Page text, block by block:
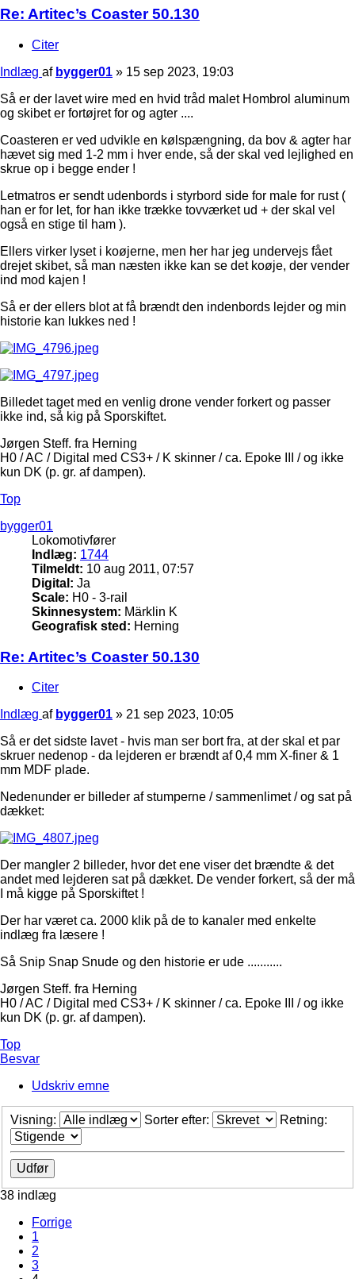
Re: Artitec’s Coaster 50.130
Citer
Indlæg af bygger01 » 15 sep 2023, 19:03
Så er der lavet wire med en hvid tråd malet Hombrol aluminum
og skibet er fortøjret for og agter ....
Coasteren er ved udvikle en kølspængning, da bov & agter har
hævet sig med 1-2 mm i hver ende, så der skal ved lejlighed en
skrue op i begge ender !
Letmatros er sendt udenbords i styrbord side for male for rust (
han er for let, for han ikke trække tovværket ud + der skal vel
også en stige til ham ).
Ellers virker lyset i koøjerne, men her har jeg undervejs fået
drejet skibet, så man næsten ikke kan se det koøje, der vender
ind mod kajen !
Så er der ellers blot at få brændt den indenbords lejder og min
historie kan lukkes ned !
Billedet taget med en venlig drone vender forkert og passer
ikke ind, så kig på Sporskiftet.
Jørgen Steff. fra Herning
H0 / AC / Digital med CS3+ / K skinner / ca. Epoke III / og ikke
kun DK (p. gr. af dampen).
Top
bygger01
Lokomotivfører
Indlæg: 1744
Tilmeldt: 10 aug 2011, 07:57
Digital: Ja
Scale: H0 - 3-rail
Skinnesystem: Märklin K
Geografisk sted: Herning
Re: Artitec’s Coaster 50.130
Citer
Indlæg af bygger01 » 21 sep 2023, 10:05
Så er det sidste lavet - hvis man ser bort fra, at der skal et par
skruer nedenop - da lejderen er brændt af 0,4 mm X-finer & 1
mm MDF plade.
Nedenunder er billeder af stumperne / sammenlimet / og sat på
dækket:
Der mangler 2 billeder, hvor det ene viser det brændte & det
andet med lejderen sat på dækket. De vender forkert, så der må
I må kigge på Sporskiftet !
Der har været ca. 2000 klik på de to kanaler med enkelte
indlæg fra læsere !
Så Snip Snap Snude og den historie er ude ...........
Jørgen Steff. fra Herning
H0 / AC / Digital med CS3+ / K skinner / ca. Epoke III / og ikke
kun DK (p. gr. af dampen).
Top
Besvar
Udskriv emne
Visning: Sorter efter: Retning:
38 indlæg
Forrige
1
2
3